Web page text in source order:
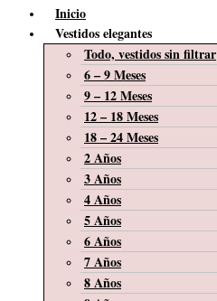
Inicio
Vestidos elegantes
Todo, vestidos sin filtrar
6 – 9 Meses
9 – 12 Meses
12 – 18 Meses
18 – 24 Meses
2 Años
3 Años
4 Años
5 Años
6 Años
7 Años
8 Años